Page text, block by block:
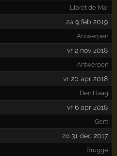
Lloret de Mar
za 9 feb 2019
Antwerpen
vr 2 nov 2018
Antwerpen
vr 20 apr 2018
Den Haag
vr 6 apr 2018
Gent
zo 31 dec 2017
Brugge